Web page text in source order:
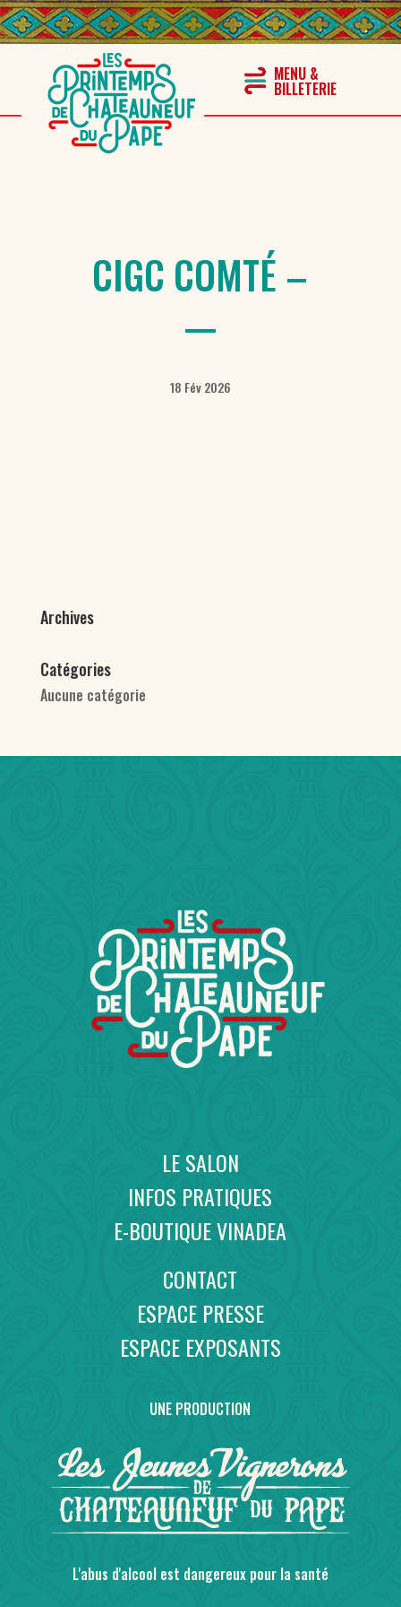
CIGC COMTÉ –
18 Fév 2026
Archives
Catégories
Aucune catégorie
LE SALON
INFOS PRATIQUES
E-BOUTIQUE VINADEA
CONTACT
ESPACE PRESSE
ESPACE EXPOSANTS
UNE PRODUCTION
L'abus d'alcool est dangereux pour la santé